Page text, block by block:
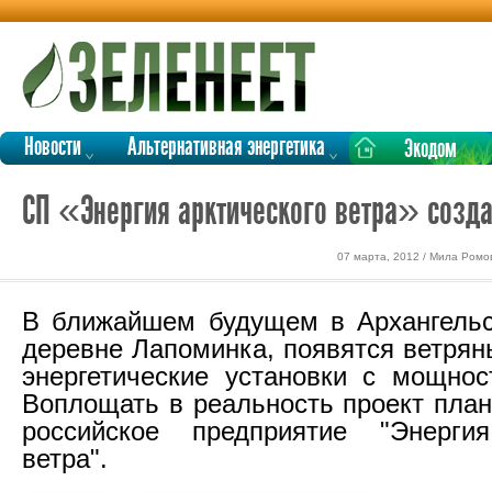
Новости Альтернативная энергетика Экодом
СП «Энергия арктического ветра»
07 марта, 2012 / Мила
В ближайшем будущем в
деревне Лапоминка, появятся
энергетические установки с
Воплощать в реальность проект
российское предприятие
ветра".